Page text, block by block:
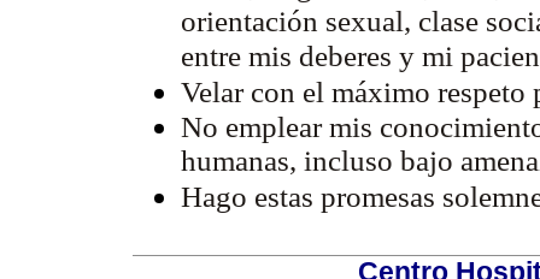
orientación sexual, clase
entre mis deberes y mi
Velar con el máximo respeto
No emplear mis
humanas, incluso bajo
Hago estas promesas
Centro